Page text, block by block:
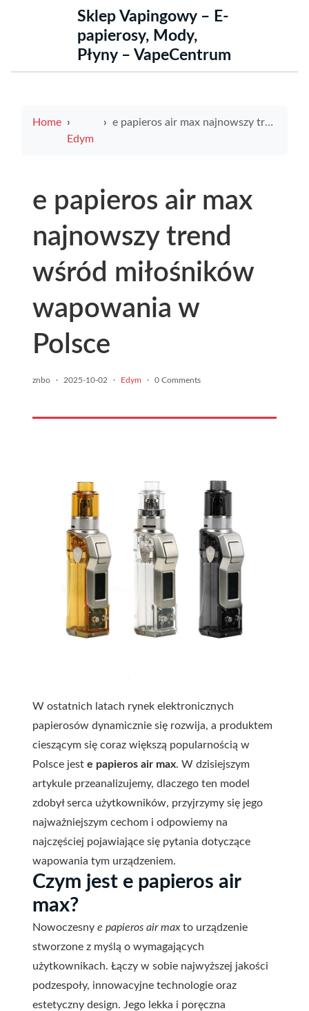
Sklep Vapingowy – E-
papierosy, Mody,
Płyny – VapeCentrum
Home
Edym
e papieros air max najnowszy trend wśród miłośników wapowania w Polsce
e papieros air max
najnowszy trend
wśród miłośników
wapowania w
Polsce
znbo · 2025-10-02 · Edym · 0 Comments
W ostatnich latach rynek elektronicznych
papierosów dynamicznie się rozwija, a produktem
cieszącym się coraz większą popularnością w
Polsce jest e papieros air max. W dzisiejszym
artykule przeanalizujemy, dlaczego ten model
zdobył serca użytkowników, przyjrzymy się jego
najważniejszym cechom i odpowiemy na
najczęściej pojawiające się pytania dotyczące
wapowania tym urządzeniem.
Czym jest e papieros air
max?
Nowoczesny e papieros air maxto urządzenie
stworzone z myślą o wymagających
użytkownikach. Łączy w sobie najwyższej jakości
podzespoły, innowacyjne technologie oraz
estetyczny design. Jego lekka i poręczna